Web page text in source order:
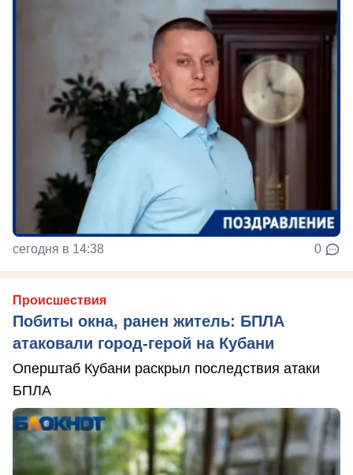
сегодня в 14:38 0
Происшествия
Побиты окна, ранен житель: БПЛА
атаковали город-герой на Кубани
Оперштаб Кубани раскрыл последствия атаки
БПЛА